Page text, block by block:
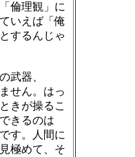
倫理観」に
いえば「俺
するんじゃ
武器、
せん。はっ
きが操るこ
きるのは
す。人間に
極めて、そ